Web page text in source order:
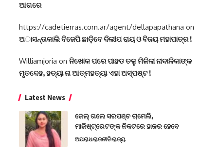
ଆଗରେ
https://cadetierras.com.ar/agent/dellapapathana on
ଅାସନ୍ତାକାଲି ବିଜେପି ଛାଡ଼ିବେ ଦିଲୀପ ରାୟ ଓ ବିଜୟ ମହାପାତ୍ର !
Williamjoria on ନିଖୋକ ପରେ ପାହଡ ତଳୁ ମିଳିଲା ନାବାଳିକାଙ୍କ
ମୃତଦେହ, ହତ୍ୟା ନା ଆତ୍ମହତ୍ୟା ଏହା ଅସ୍ପଷ୍ଟ !
Latest News
ଜେଲ୍ ଗଲେ ସରପଞ୍ଚ ଚାମେଲି,
ମାଜିଷ୍ଟ୍ରେଟଙ୍କ ନିକଟରେ ହାଜର ହେବେ
ଅପରାଧରାଜନୀତିରାଜ୍ୟ